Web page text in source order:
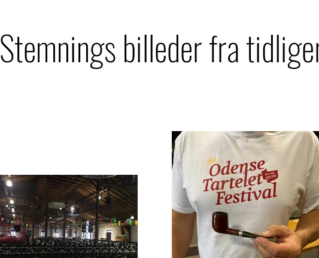
Stemnings billeder fra